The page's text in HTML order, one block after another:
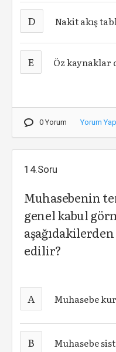
D Nakit akış
E Öz kaynaklar
0 Yorum Yorum Yap
14.Soru
Muhasebenin
genel kabul
edilir?
A Muhasebe
B Muhasebe